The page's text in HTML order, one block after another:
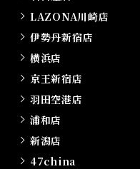
LAZONA川崎店
伊勢丹新宿店
横浜店
京王新宿店
羽田空港店
浦和店
新潟店
47china